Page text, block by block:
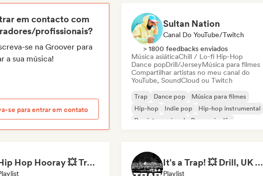
em contacto com
profissionais?
se na Groover para
a sua música!
se para entrar em contato
Sultan Nation
Canal Do YouTube/Twitch
> 1800 feedbacks enviados
Música asiáticaChill / Lo-fi Hip-Hop
Dance popDrill/JerseyMúsica para filmes
Compartilhar artistas no meu canal do
YouTube, SoundCloud ou Twitch
Trap Dance pop
Música para filmes
Hip-hop
Indie pop
Hip-hop instrumental
Rap internacional
Rap em inglês
Hip Hop Hooray 💥 Trap, Hype & Party Rap Bangers It's a Trap! 💥 Drill, UK Drill & Hard-Hitting Trap
Playlist